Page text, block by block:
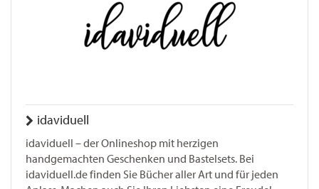
idaviduell
idaviduell – der Onlineshop mit herzigen
handgemachten Geschenken und Bastelsets. Bei
idaviduell.de finden Sie Bücher aller Art und für jeden